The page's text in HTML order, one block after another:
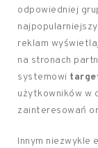
odpowiedniej
reklam
na stronach
systemowi
użytkowników w
zainteresowań
Innym niezwykle